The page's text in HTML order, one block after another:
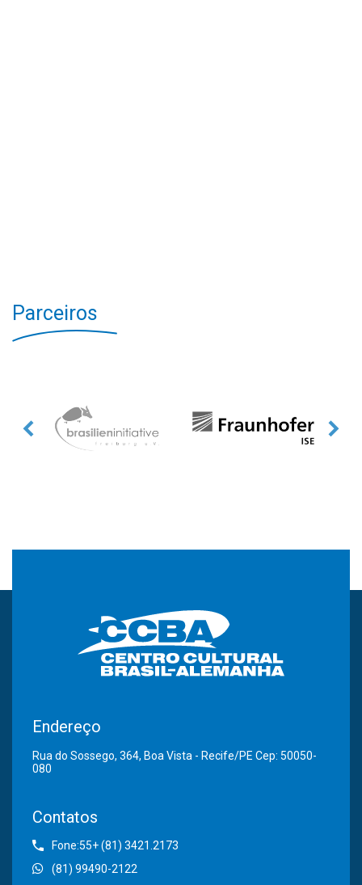
Parceiros
Endereço
Rua do Sossego, 364, Boa Vista - Recife/PE Cep: 50050-
080
Contatos
Fone:55+ (81) 3421.2173
(81) 99490-2122